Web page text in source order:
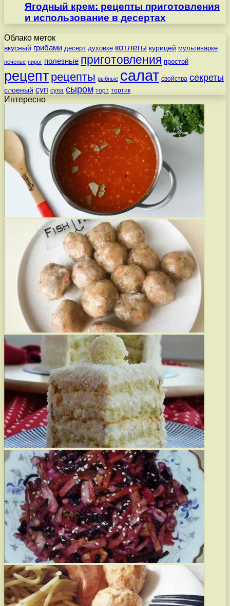
Ягодный крем: рецепты приготовления
и использование в десертах
Облако меток
вкусный грибами десерт духовке котлеты курицей мультиварке
печенье пирог полезные приготовления простой
рецепт рецепты рыбные салат свойства секреты
слоеный суп супа сыром торт тортик
Интересно